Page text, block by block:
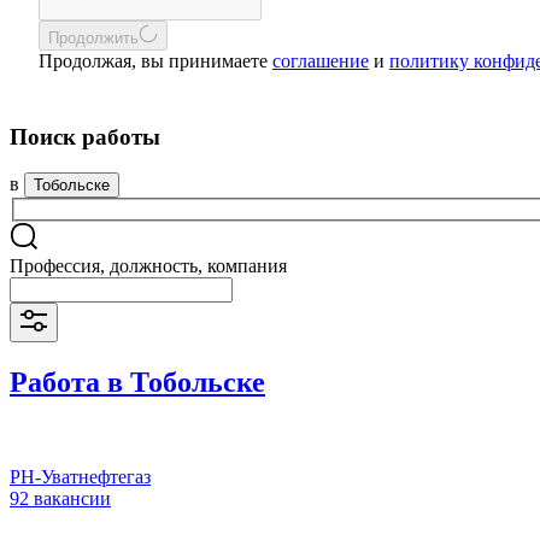
Продолжить
Продолжая, вы принимаете соглашение и политику
Поиск работы
в Тобольске
Профессия, должность, компания
Работа в Тобольске
РН-Уватнефтегаз
92 вакансии